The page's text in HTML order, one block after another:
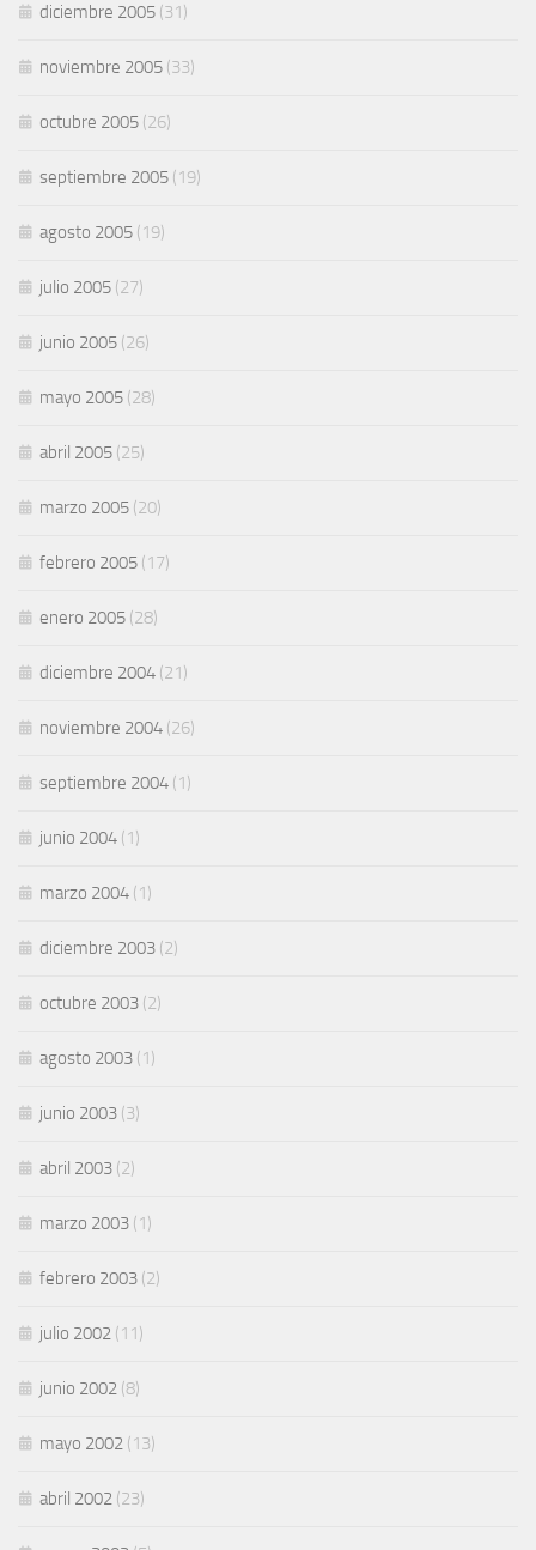
diciembre 2005 (31)
noviembre 2005 (33)
octubre 2005 (26)
septiembre 2005 (19)
agosto 2005 (19)
julio 2005 (27)
junio 2005 (26)
mayo 2005 (28)
abril 2005 (25)
marzo 2005 (20)
febrero 2005 (17)
enero 2005 (28)
diciembre 2004 (21)
noviembre 2004 (26)
septiembre 2004 (1)
junio 2004 (1)
marzo 2004 (1)
diciembre 2003 (2)
octubre 2003 (2)
agosto 2003 (1)
junio 2003 (3)
abril 2003 (2)
marzo 2003 (1)
febrero 2003 (2)
julio 2002 (11)
junio 2002 (8)
mayo 2002 (13)
abril 2002 (23)